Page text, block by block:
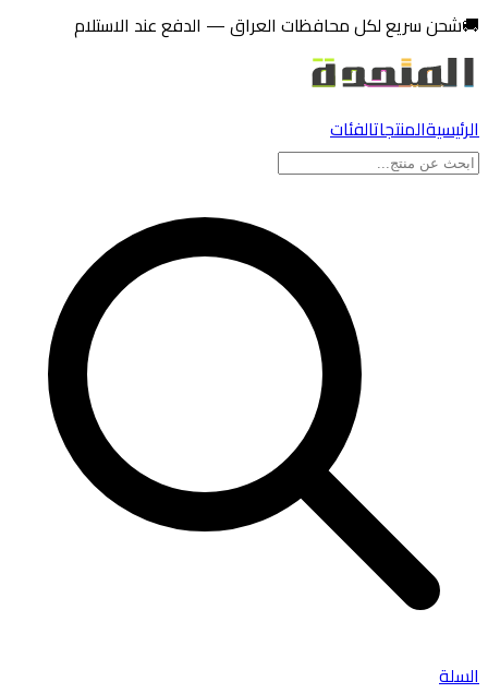
تخطي إلى المحتوى
🚚شحن سريع لكل محافظات العراق — الدفع عند الاستلام
الرئيسيةالمنتجاتالفئات
السلة